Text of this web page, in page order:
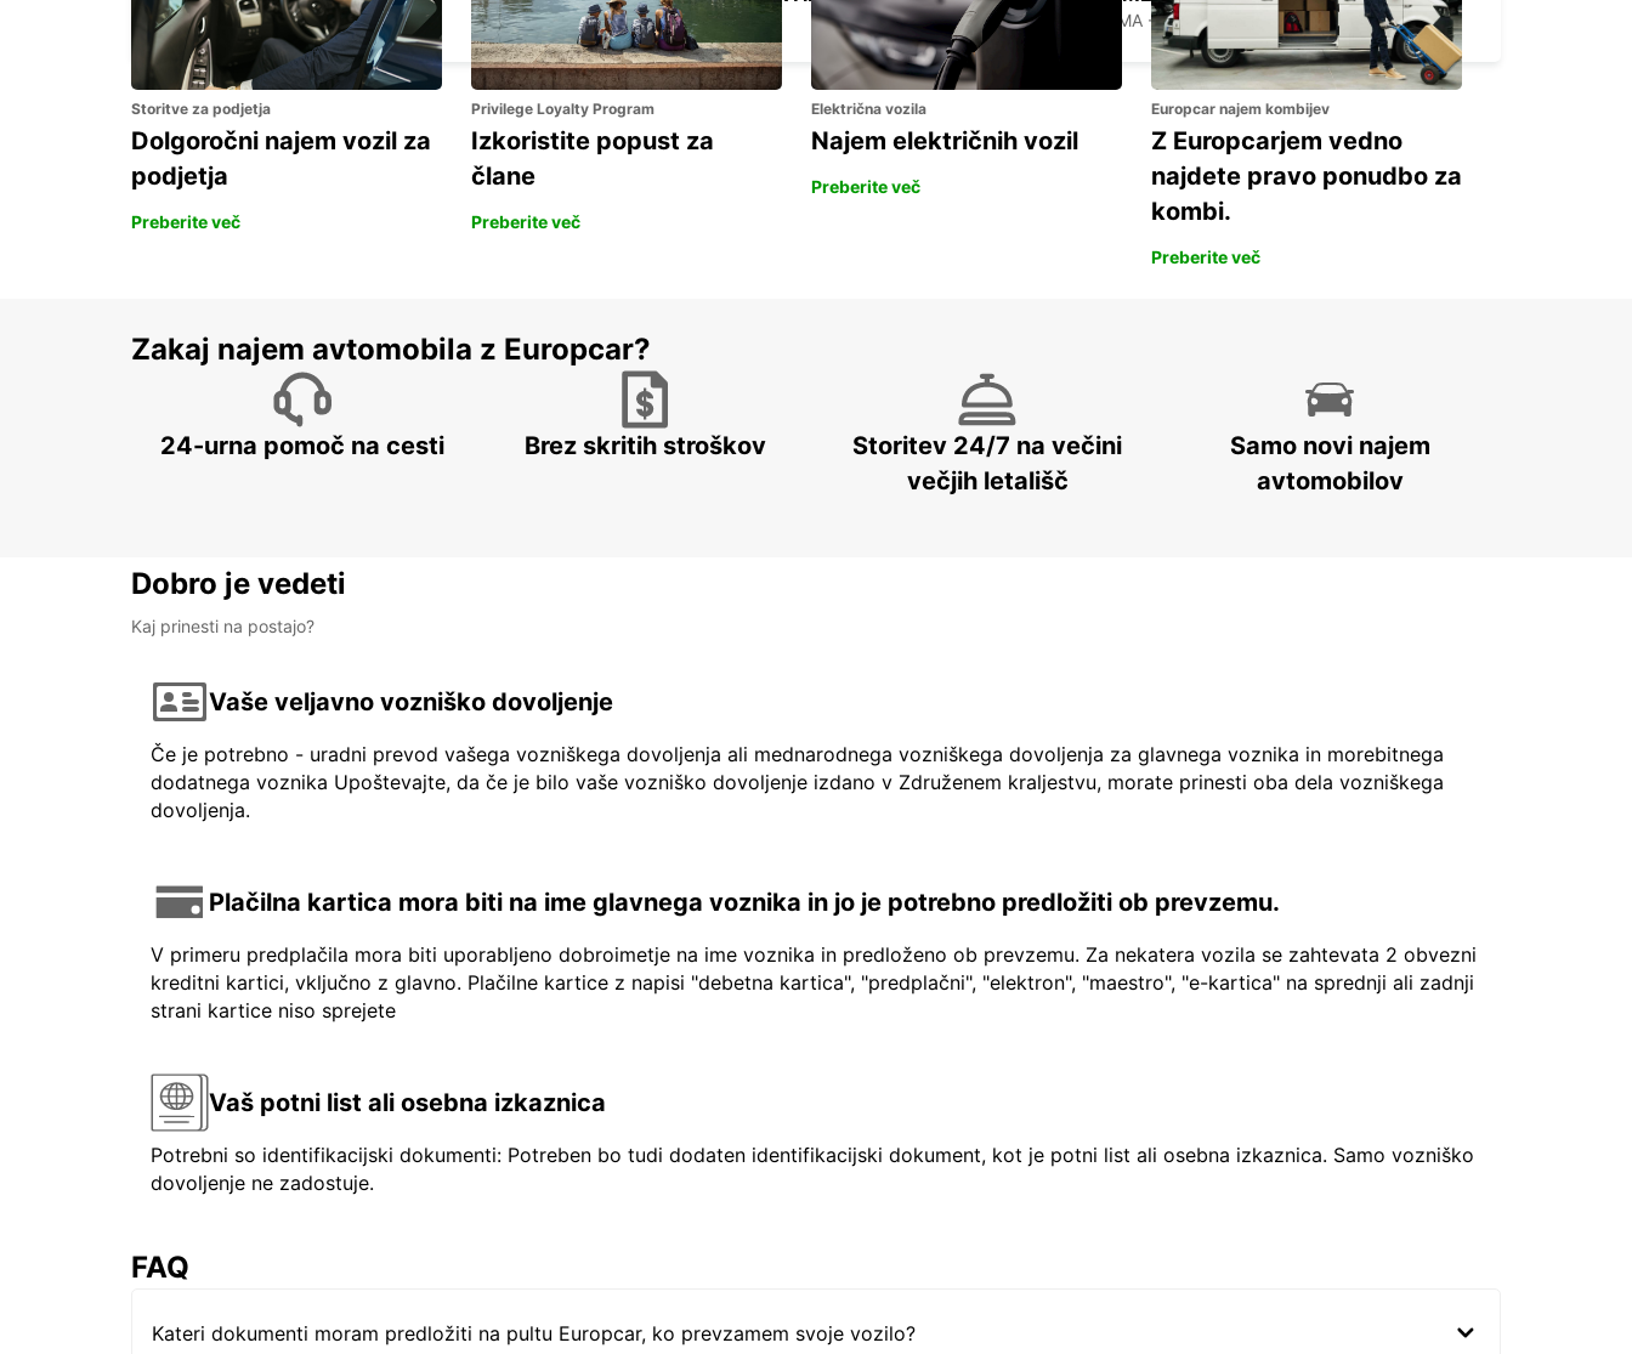
FALCONARA MARITTIMA - ITALY ROMA - ITALY ROMA - ITALY
Storitve za podjetja
Dolgoročni najem vozil za
podjetja
Preberite več
Privilege Loyalty Program
Izkoristite popust za
člane
Preberite več
Električna vozila
Najem električnih vozil
Preberite več
Europcar najem kombijev
Z Europcarjem vedno
najdete pravo ponudbo za
kombi.
Preberite več
Zakaj najem avtomobila z Europcar?
24-urna pomoč na cesti Brez skritih stroškov
Storitev 24/7 na večini
večjih letališč
Samo novi najem
avtomobilov
Dobro je vedeti
Kaj prinesti na postajo?
Vaše veljavno vozniško dovoljenje
Če je potrebno - uradni prevod vašega vozniškega dovoljenja ali mednarodnega vozniškega dovoljenja za glavnega voznika in morebitnega
dodatnega voznika Upoštevajte, da če je bilo vaše vozniško dovoljenje izdano v Združenem kraljestvu, morate prinesti oba dela vozniškega
dovoljenja.
Plačilna kartica mora biti na ime glavnega voznika in jo je potrebno predložiti ob prevzemu.
V primeru predplačila mora biti uporabljeno dobroimetje na ime voznika in predloženo ob prevzemu. Za nekatera vozila se zahtevata 2 obvezni
kreditni kartici, vključno z glavno. Plačilne kartice z napisi "debetna kartica", "predplačni", "elektron", "maestro", "e-kartica" na sprednji ali zadnji
strani kartice niso sprejete
Vaš potni list ali osebna izkaznica
Potrebni so identifikacijski dokumenti: Potreben bo tudi dodaten identifikacijski dokument, kot je potni list ali osebna izkaznica. Samo vozniško
dovoljenje ne zadostuje.
FAQ
Kateri dokumenti moram predložiti na pultu Europcar, ko prevzamem svoje vozilo?